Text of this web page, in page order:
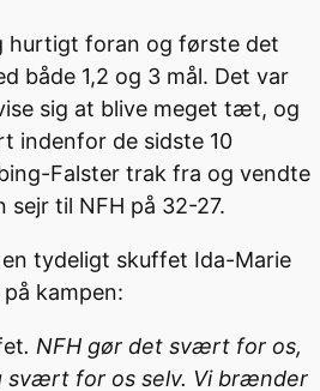
hurtigt foran og første det
både 1,2 og 3 mål. Det var
sig at blive meget tæt, og
indenfor de sidste 10
Falster trak fra og vendte
til NFH på 32-27.
tydeligt skuffet Ida-Marie
kampen:
. NFH gør det svært for os,
svært for os selv. Vi brænder